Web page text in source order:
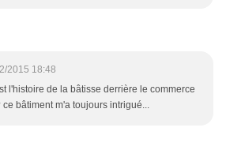
2015 18:48
l'histoire de la bâtisse derrière le commerce
ce bâtiment m'a toujours intrigué...